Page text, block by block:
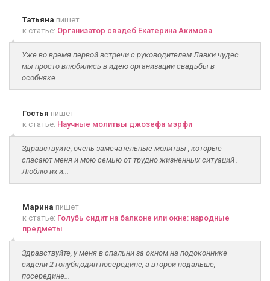
Татьяна пишет
к статье: Организатор свадеб Екатерина Акимова
Уже во время первой встречи с руководителем Лавки чудес
мы просто влюбились в идею организации свадьбы в
особняке...
Гостья пишет
к статье: Научные молитвы джозефа мэрфи
Здравствуйте, очень замечательные молитвы , которые
спасают меня и мою семью от трудно жизненных ситуаций .
Люблю их и...
Марина пишет
к статье: Голубь сидит на балконе или окне: народные
предметы
Здравствуйте, у меня в спальни за окном на подоконнике
сидели 2 голубя,один посередине, а второй подальше,
посередине...